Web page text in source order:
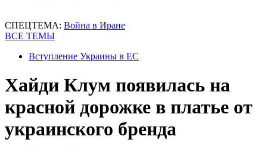
СПЕЦТЕМА: Война в Иране
ВСЕ ТЕМЫ
Вступление Украины в ЕС
Хайди Клум появилась на
красной дорожке в платье от
украинского бренда